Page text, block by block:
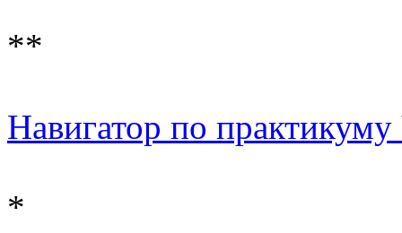
**
Навигатор по
*